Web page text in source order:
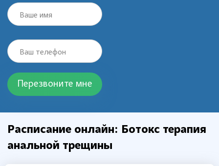
Ваше имя
Ваш телефон
Расписание онлайн: Ботокс терапия
анальной трещины